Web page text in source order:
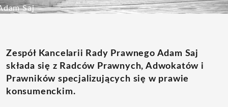
Zespół Kancelarii Rady Prawnego Adam Saj
składa się z Radców Prawnych, Adwokatów i
Prawników specjalizujących się w prawie
konsumenckim.